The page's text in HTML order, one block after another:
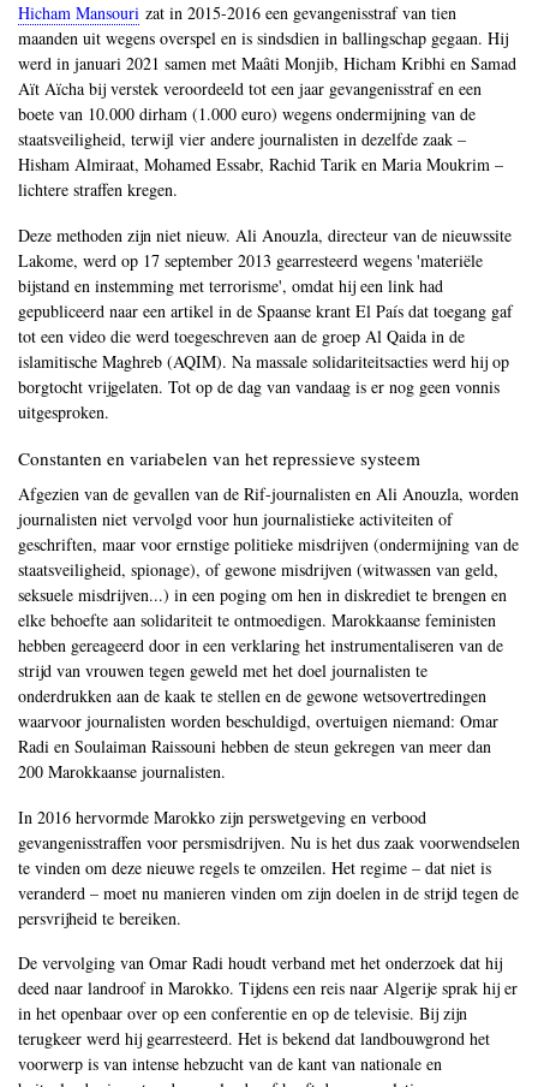
Hicham Mansouri zat in 2015-2016 een gevangenisstraf van tien
maanden uit wegens overspel en is sindsdien in ballingschap gegaan. Hij
werd in januari 2021 samen met Maâti Monjib, Hicham Kribhi en Samad
Aït Aïcha bij verstek veroordeeld tot een jaar gevangenisstraf en een
boete van 10.000 dirham (1.000 euro) wegens ondermijning van de
staatsveiligheid, terwijl vier andere journalisten in dezelfde zaak –
Hisham Almiraat, Mohamed Essabr, Rachid Tarik en Maria Moukrim –
lichtere straffen kregen.
Deze methoden zijn niet nieuw. Ali Anouzla, directeur van de nieuwssite
Lakome, werd op 17 september 2013 gearresteerd wegens 'materiële
bijstand en instemming met terrorisme', omdat hij een link had
gepubliceerd naar een artikel in de Spaanse krant El País dat toegang gaf
tot een video die werd toegeschreven aan de groep Al Qaida in de
islamitische Maghreb (AQIM). Na massale solidariteitsacties werd hij op
borgtocht vrijgelaten. Tot op de dag van vandaag is er nog geen vonnis
uitgesproken.
Constanten en variabelen van het repressieve systeem
Afgezien van de gevallen van de Rif-journalisten en Ali Anouzla, worden
journalisten niet vervolgd voor hun journalistieke activiteiten of
geschriften, maar voor ernstige politieke misdrijven (ondermijning van de
staatsveiligheid, spionage), of gewone misdrijven (witwassen van geld,
seksuele misdrijven...) in een poging om hen in diskrediet te brengen en
elke behoefte aan solidariteit te ontmoedigen. Marokkaanse feministen
hebben gereageerd door in een verklaring het instrumentaliseren van de
strijd van vrouwen tegen geweld met het doel journalisten te
onderdrukken aan de kaak te stellen en de gewone wetsovertredingen
waarvoor journalisten worden beschuldigd, overtuigen niemand: Omar
Radi en Soulaiman Raissouni hebben de steun gekregen van meer dan
200 Marokkaanse journalisten.
In 2016 hervormde Marokko zijn perswetgeving en verbood
gevangenisstraffen voor persmisdrijven. Nu is het dus zaak voorwendselen
te vinden om deze nieuwe regels te omzeilen. Het regime – dat niet is
veranderd – moet nu manieren vinden om zijn doelen in de strijd tegen de
persvrijheid te bereiken.
De vervolging van Omar Radi houdt verband met het onderzoek dat hij
deed naar landroof in Marokko. Tijdens een reis naar Algerije sprak hij er
in het openbaar over op een conferentie en op de televisie. Bij zijn
terugkeer werd hij gearresteerd. Het is bekend dat landbouwgrond het
voorwerp is van intense hebzucht van de kant van nationale en